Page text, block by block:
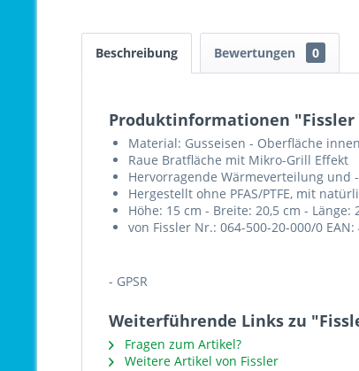
Beschreibung Bewertungen 0
Produktinformationen "Fissler
Material: Gusseisen - Oberfläche
Raue Bratfläche mit Mikro-Grill Effekt
Hervorragende Wärmeverteilung und
Hergestellt ohne PFAS/PTFE, mit
Höhe: 15 cm - Breite: 20,5 cm - Länge:
von Fissler Nr.: 064-500-20-000/0 EAN:
- GPSR
Weiterführende Links zu
Fragen zum Artikel?
Weitere Artikel von Fissler